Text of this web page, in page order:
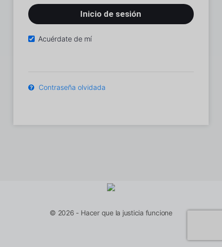
Acuérdate de mí
Contraseña olvidada
© 2026 - Hacer que la justicia funcione